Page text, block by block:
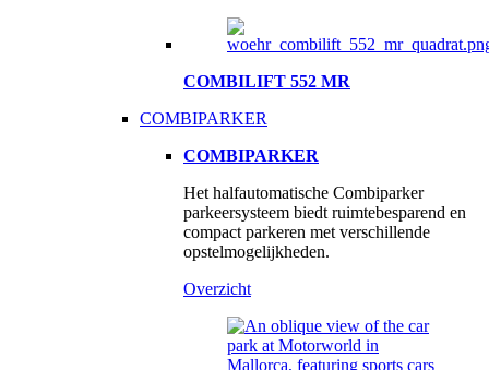
COMBILIFT 552 MR
COMBIPARKER
COMBIPARKER
Het halfautomatische Combiparker
parkeersysteem biedt ruimtebesparend en
compact parkeren met verschillende
opstelmogelijkheden.
Overzicht